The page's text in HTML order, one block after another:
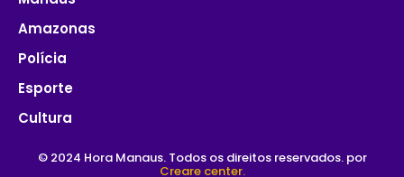
Amazonas
Polícia
Esporte
Cultura
© 2024 Hora Manaus. Todos os direitos reservados. por
Creare center.